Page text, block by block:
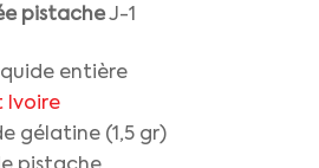
pistacheJ-1
entière
Ivoire
gélatine (1,5 gr)